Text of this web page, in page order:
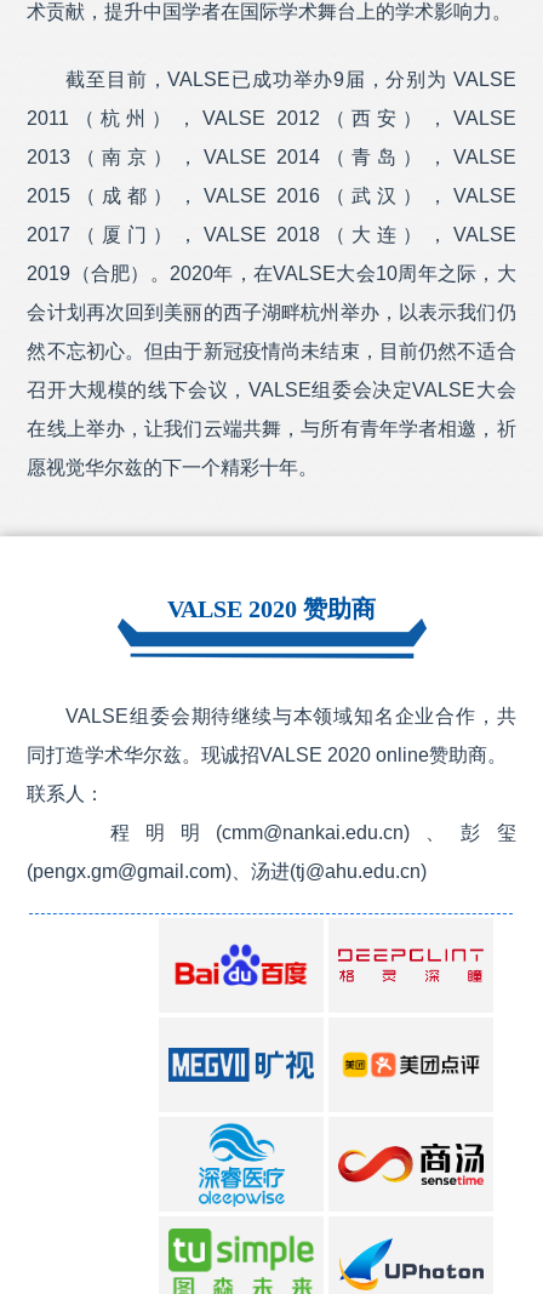
百度在线网络技术（北京）有限公司成为VALSE 2020 赞助
术贡献，提升中国学者在国际学术舞台上的学术影响力。
截至目前，VALSE已成功举办9届，分别为 VALSE
2011（杭州），VALSE 2012（西安），VALSE
2013（南京），VALSE 2014（青岛），VALSE
2015（成都），VALSE 2016（武汉），VALSE
2017（厦门），VALSE 2018（大连），VALSE
2019（合肥）。2020年，在VALSE大会10周年之际，大
会计划再次回到美丽的西子湖畔杭州举办，以表示我们仍
然不忘初心。但由于新冠疫情尚未结束，目前仍然不适合
召开大规模的线下会议，VALSE组委会决定VALSE大会
在线上举办，让我们云端共舞，与所有青年学者相邀，祈
愿视觉华尔兹的下一个精彩十年。
VALSE 2020 赞助商
VALSE组委会期待继续与本领域知名企业合作，共
同打造学术华尔兹。现诚招VALSE 2020 online赞助商。
联系人：
程明明(cmm@nankai.edu.cn)、彭玺
(pengx.gm@gmail.com)、汤进(tj@ahu.edu.cn)